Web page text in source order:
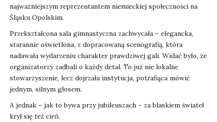
najważniejszym reprezentantem niemieckiej społeczności na
Śląsku Opolskim.
Przekształcona sala gimnastyczna zachwycała – elegancka,
starannie oświetlona, z dopracowaną scenografią, która
nadawała wydarzeniu charakter prawdziwej gali. Widać było, że
organizatorzy zadbali o każdy detal. To już nie lokalne
stowarzyszenie, lecz dojrzała instytucja, potrafiąca mówić
jednym, silnym głosem.
A jednak – jak to bywa przy jubileuszach – za blaskiem świateł
krył się też cień.